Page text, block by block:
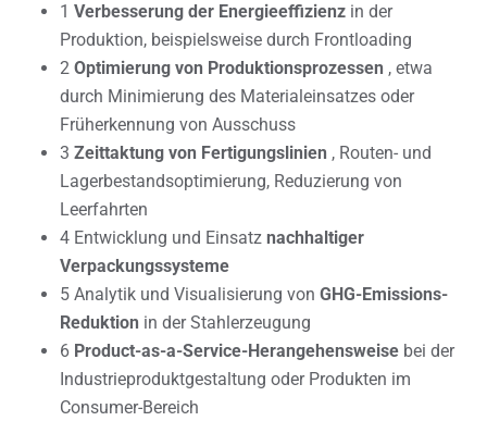
1 Verbesserung der Energieeffizienz in der
Produktion, beispielsweise durch Frontloading
2 Optimierung von Produktionsprozessen , etwa
durch Minimierung des Materialeinsatzes oder
Früherkennung von Ausschuss
3 Zeittaktung von Fertigungslinien , Routen- und
Lagerbestandsoptimierung, Reduzierung von
Leerfahrten
4 Entwicklung und Einsatz nachhaltiger
Verpackungssysteme
5 Analytik und Visualisierung von GHG-Emissions-
Reduktion in der Stahlerzeugung
6 Product-as-a-Service-Herangehensweise bei der
Industrieproduktgestaltung oder Produkten im
Consumer-Bereich